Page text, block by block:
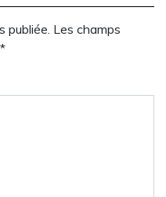
publiée. Les champs